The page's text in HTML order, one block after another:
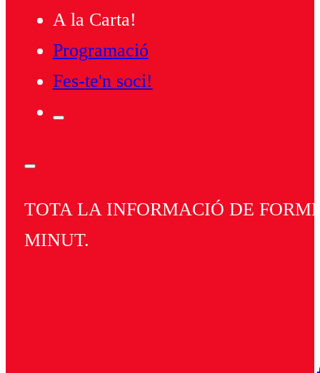
A la Carta!
Programació
Fes-te'n soci!
TOTA LA INFORMACIÓ DE
MINUT.